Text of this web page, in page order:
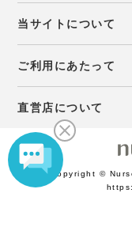
当サイトについて
ご利用にあたって
直営店について
Copyright ©